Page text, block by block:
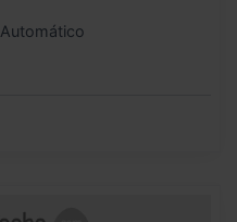
Automático